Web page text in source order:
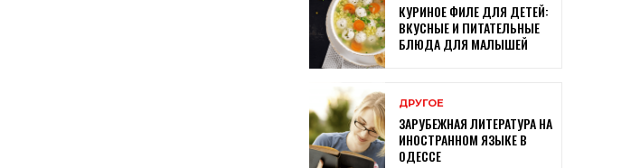
КУРИНОЕ ФИЛЕ ДЛЯ ДЕТЕЙ:
ВКУСНЫЕ И ПИТАТЕЛЬНЫЕ
БЛЮДА ДЛЯ МАЛЫШЕЙ
ДРУГОЕ
ЗАРУБЕЖНАЯ ЛИТЕРАТУРА НА
ИНОСТРАННОМ ЯЗЫКЕ В
ОДЕССЕ